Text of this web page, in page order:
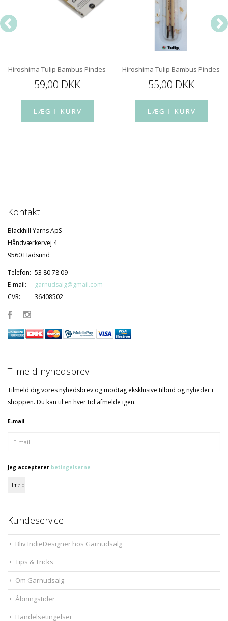
Hiroshima Tulip Bambus Pindespids 12 cm
59,00 DKK
Hiroshima Tulip Bambus
55,00 DKK
Kontakt
Blackhill Yarns ApS
Håndværkervej 4
9560 Hadsund
Telefon: 53 80 78 09
E-mail:
garnudsalg@gmail.com
CVR:
36408502
Tilmeld nyhedsbrev
Tilmeld dig vores nyhedsbrev og modtag eksklusive tilbud og nyheder i
shoppen. Du kan til en hver tid afmelde igen.
E-mail
Jeg accepterer betingelserne
Tilmeld
Kundeservice
Bliv IndieDesigner hos Garnudsalg
Tips & Tricks
Om Garnudsalg
Åbningstider
Handelsetingelser